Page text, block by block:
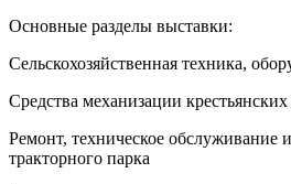
Основные разделы выставки:
Сельскохозяйственная техника,
Средства механизации
Ремонт, техническое обслуживание
тракторного парка